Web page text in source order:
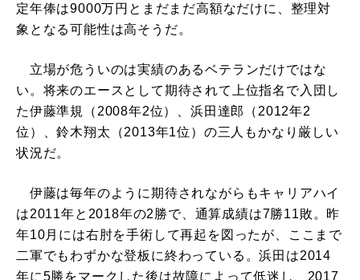
定年俸は9000万円とまだまだ高額なだけに、整理対
象となる可能性は高そうだ。
立場が危ういのは実績のあるベテランだけではな
い。将来のエースとして期待されて上位指名で入団し
た伊藤準規（2008年2位）、浜田達郎（2012年2
位）、鈴木翔太（2013年1位）の三人もかなり厳しい
状況だ。
伊藤は毎年のように期待されながらもキャリアハイ
は2011年と2018年の2勝で、通算成績は7勝11敗。昨
年10月には右肘を手術して再起を図ったが、ここまで
二軍でもわずかな登板に終わっている。浜田は2014
年に5勝をマークした後は故障によって低迷し、2017